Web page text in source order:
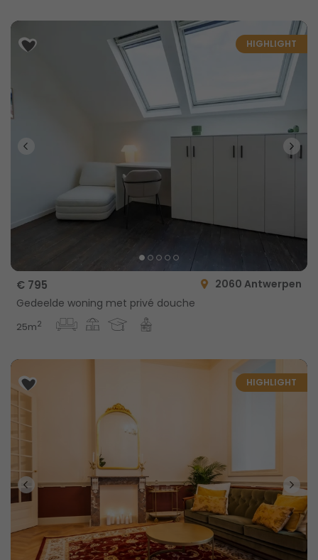
HIGHLIGHT
€ 795
2060 Antwerpen
Gedeelde woning met privé douche
25m2
HIGHLIGHT